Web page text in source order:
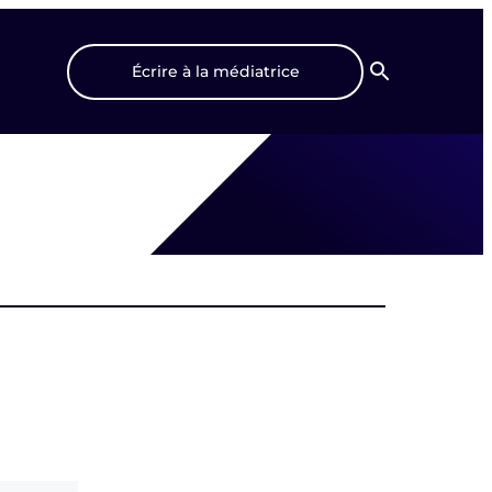
Écrire à la médiatrice
Recherche